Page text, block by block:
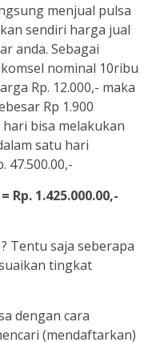
menjual pulsa
sendiri harga jual
anda. Sebagai
nominal 10ribu
Rp. 12.000,- maka
Rp 1.900
bisa melakukan
satu hari
47.500.00,-
Rp. 1.425.000.00,-
Tentu saja seberapa
tingkat
dengan cara
(mendaftarkan)